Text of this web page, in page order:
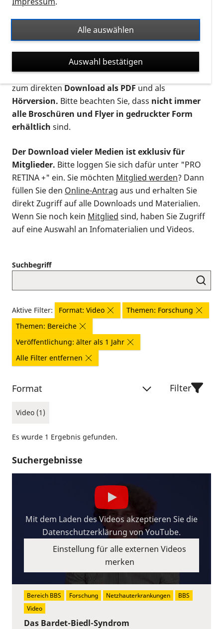
Ort. Nutzen Sie den Formatfilter, um ausschließlich
nach Flyern und Broschüren, Audios oder Videos zu
suchen. Die meisten Flyer und Broschüren werden in
verschiedenen Formaten angeboten: zur
postalischen Bestellung als gedruckte Variante
zum direktenDownload als PDFund als
Hörversion. Bitte beachten Sie, dass nicht immer
alle Broschüren und Flyer in gedruckter Form
erhältlich sind.
Der Download vieler Medien ist exklusiv für
Mitglieder. Bitte loggen Sie sich dafür unter "PRO
RETINA +" ein. Sie möchten Mitglied werden? Dann
füllen Sie den Online-Antrag aus und erhalten Sie
direkt Zugriff auf alle Downloads und Materialien.
Wenn Sie noch kein Mitglied sind, haben Sie Zugriff
auf eine Auswahl an Infomaterialien und Videos.
Suchbegriff
Aktive Filter: Format: Video
Themen: Forschung
Themen: Bereiche
Veröffentlichung: älter als 1 Jahr
Alle Filter entfernen
Format
Video (1)
Filter
Es wurde 1 Ergebnis gefunden.
Suchergebnisse
Das Bardet-Biedl-Syndrom
Mit dem Laden des Videos akzeptieren Sie die
Datenschutzerklärung von YouTube.
Einstellung für alle externen Videos
merken
Bereich BBS Forschung Netzhauterkrankungen
BBS
Video
Alle auswählen
Auswahl bestätigen